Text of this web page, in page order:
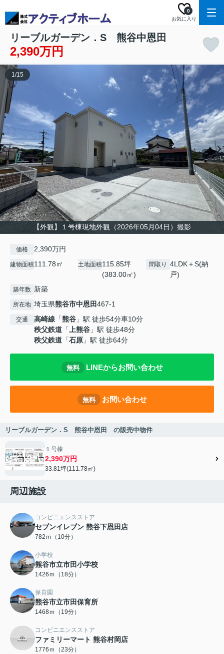
お気に入り
0
リーブルガーデン．S 熊谷中恩田
2,390万円
【外観】１号棟現地外観（2026年05月04日）撮影
1/15
価格 2,390万円
建物面積111.78㎡ 土地面積115.85坪
(383.00㎡)
間取り
4LDK＋S(納
戸)
築年数 新築
所在地 埼玉県熊谷市中恩田467-1
交通 高崎線 「熊谷 」駅 徒歩54分車10分
秩父鉄道 「上熊谷 」駅 徒歩48分
秩父鉄道 「石原 」駅 徒歩64分
無料 LINEからお問い合わせ
無料 お問い合わせ
リーブルガーデン．S 熊谷中恩田 の販売中物件
１号棟
2,390万円
33.81坪(111.78㎡)
周辺施設
コンビニエンスストア
セブンイレブン 熊谷下恩田店
782ｍ（10分）
小学校
熊谷市立市田小学校
1426ｍ（18分）
保育園
熊谷市立市田保育所
1468ｍ（19分）
コンビニエンスストア
ファミリーマート 熊谷村岡店
1776ｍ（23分）